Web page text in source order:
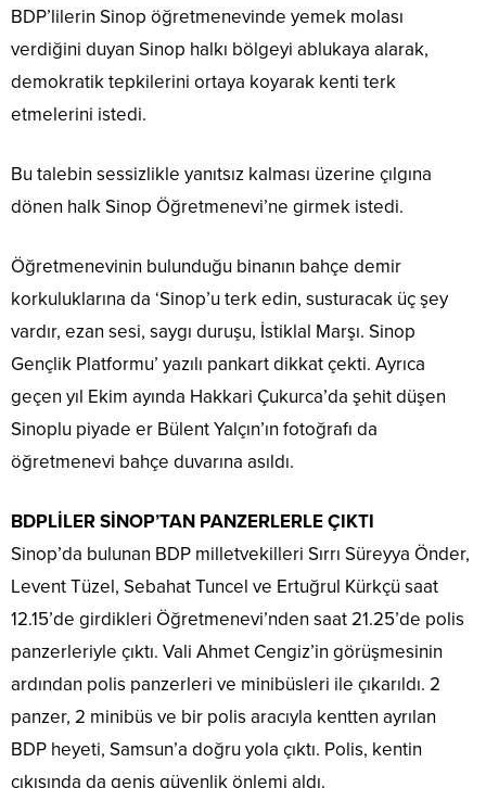
BDP’lilerin Sinop öğretmenevinde yemek molası
verdiğini duyan Sinop halkı bölgeyi ablukaya alarak,
demokratik tepkilerini ortaya koyarak kenti terk
etmelerini istedi.
Bu talebin sessizlikle yanıtsız kalması üzerine çılgına
dönen halk Sinop Öğretmenevi’ne girmek istedi.
Öğretmenevinin bulunduğu binanın bahçe demir
korkuluklarına da ‘Sinop’u terk edin, susturacak üç şey
vardır, ezan sesi, saygı duruşu, İstiklal Marşı. Sinop
Gençlik Platformu’ yazılı pankart dikkat çekti. Ayrıca
geçen yıl Ekim ayında Hakkari Çukurca’da şehit düşen
Sinoplu piyade er Bülent Yalçın’ın fotoğrafı da
öğretmenevi bahçe duvarına asıldı.
BDPLİLER SİNOP’TAN PANZERLERLE ÇIKTI
Sinop’da bulunan BDP milletvekilleri Sırrı Süreyya Önder,
Levent Tüzel, Sebahat Tuncel ve Ertuğrul Kürkçü saat
12.15’de girdikleri Öğretmenevi’nden saat 21.25’de polis
panzerleriyle çıktı. Vali Ahmet Cengiz’in görüşmesinin
ardından polis panzerleri ve minibüsleri ile çıkarıldı. 2
panzer, 2 minibüs ve bir polis aracıyla kentten ayrılan
BDP heyeti, Samsun’a doğru yola çıktı. Polis, kentin
çıkışında da geniş güvenlik önlemi aldı.